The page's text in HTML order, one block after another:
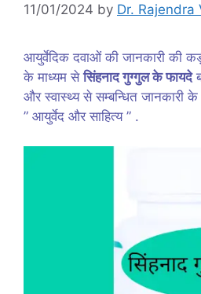
11/01/2024 by Dr. Rajendra
आयुर्वेदिक दवाओं की जानकारी की
के माध्यम सेसिंहनाद गुग्गुल के फायदे
और स्वास्थ्य से सम्बन्धित जानकारी के
” आयुर्वेद और साहित्य ” .